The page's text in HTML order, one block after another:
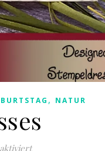
, NATUR
für Birthday Kisses